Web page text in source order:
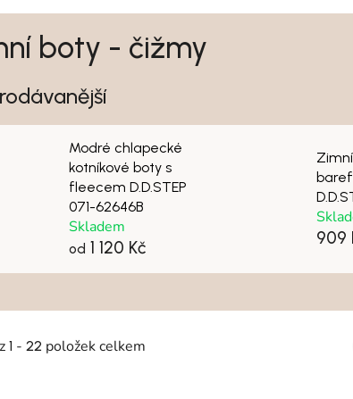
boty - čižmy
Modré chlapecké
kotníkové boty s
fleecem D.D.STEP
071-62646B
Skladem
od 1 120 Kč 909
z 1 - 22 položek celkem
produktů